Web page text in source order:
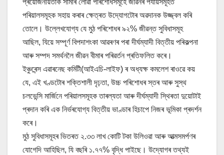
প্ৰয়োজনীয়তাক সামৰি লোৱা পৰিশোধসমূহে জীৱনৰ পৰ্যায়সমূহত
পৰিয়ালসমূহক সহায় কৰাৰ ক্ষেত্ৰত উদ্যোগটোৰ অৱদানক উজ্জ্বল কৰি
তোলে। উল্লেখযোগ্য যে মুঠ পৰিশোধৰ ৯২% জীৱন্ত সুবিধাসমূহ
আছিল, যিয়ে সম্পূৰ্ণ বিপদাশংকা আৱৰণৰ পৰা দীৰ্ঘম্যাদী বিত্তীয় পৰিকল্পনা
আৰু সম্পদ সমৰ্থনলৈ জীৱন বীমাৰ পৰিৱৰ্তন প্ৰতিফলিত কৰে।
ইঞ্চুৰেন্স এৱাৰনেছ কমিটী(আইএচি-লাইফ) ৰ অধ্যক্ষ কমলেশ ৰাওৱে কয়
যে, এই খণ্ডটোৰ শক্তিশালী দৃঢ়তা, উচ্চ পৰিশোধৰ স্তৰ আৰু সুস্থ
চলভেন্সি মাৰ্জিনে পৰিয়ালসমূহক তাৰল্যতা আৰু দীৰ্ঘম্যাদী স্থিৰতা দুয়োটাই
প্ৰদান কৰি এক নিৰ্ভৰযোগ্য বিত্তীয় ভাণ্ডাৰ হিচাপে নিজৰ ভূমিকা প্ৰদৰ্শন
কৰে।
মুঠ সুবিধাসমূহৰ ভিতৰত ২.৩৩ লাখ কোটি টকা উলিওৱা আৰু আত্মসমৰ্পণৰ
যোগেদি আহিছিল, যি বছৰি ১.৭৭% বৃদ্ধি পাইছে। উদ্যোগৰ তথ্যই